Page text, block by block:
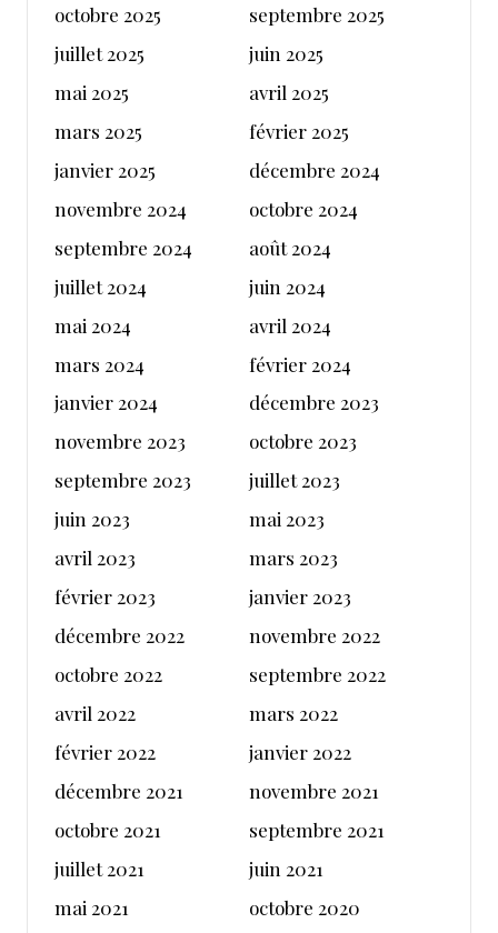
octobre 2025
septembre 2025
juillet 2025
juin 2025
mai 2025
avril 2025
mars 2025
février 2025
janvier 2025
décembre 2024
novembre 2024
octobre 2024
septembre 2024
août 2024
juillet 2024
juin 2024
mai 2024
avril 2024
mars 2024
février 2024
janvier 2024
décembre 2023
novembre 2023
octobre 2023
septembre 2023
juillet 2023
juin 2023
mai 2023
avril 2023
mars 2023
février 2023
janvier 2023
décembre 2022
novembre 2022
octobre 2022
septembre 2022
avril 2022
mars 2022
février 2022
janvier 2022
décembre 2021
novembre 2021
octobre 2021
septembre 2021
juillet 2021
juin 2021
mai 2021
octobre 2020